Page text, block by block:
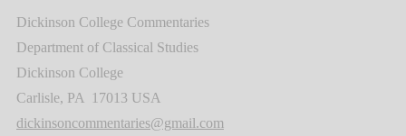
Dickinson College Commentaries
Department of Classical Studies
Dickinson College
Carlisle, PA 17013 USA
dickinsoncommentaries@gmail.com